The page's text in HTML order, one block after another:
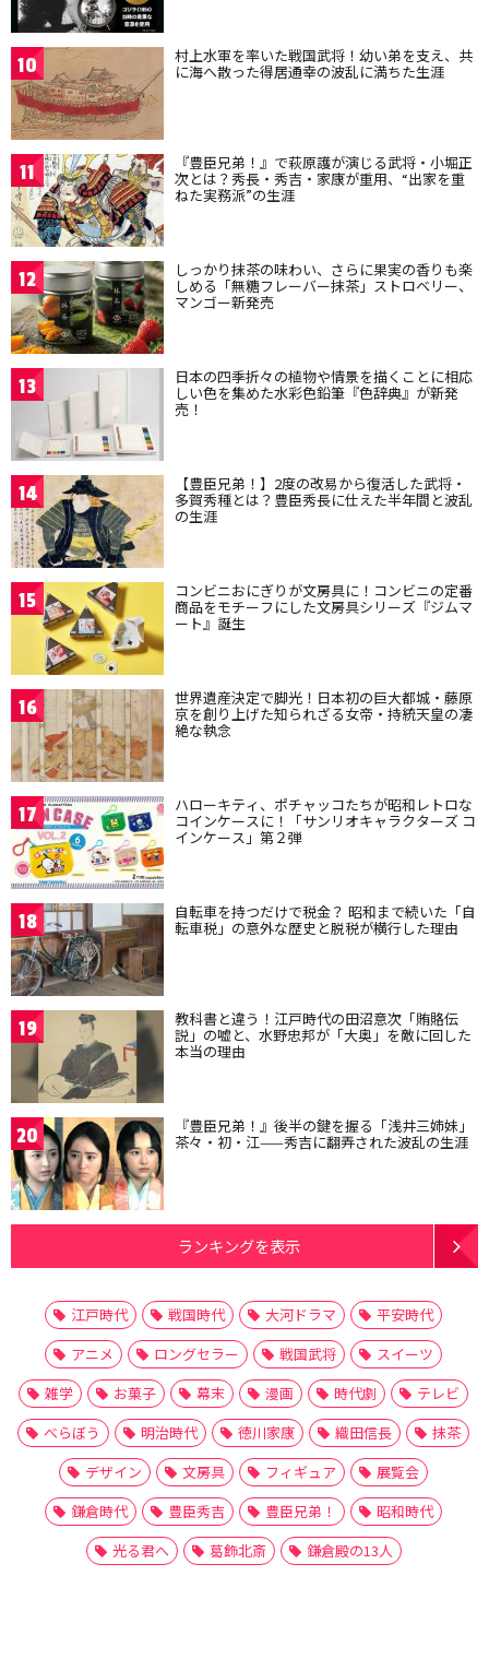
10 村上水軍を率いた戦国武将！幼い弟を支え、共
に海へ散った得居通幸の波乱に満ちた生涯
11 『豊臣兄弟！』で萩原護が演じる武将・小堀正
次とは？秀長・秀吉・家康が重用、“出家を重
ねた実務派”の生涯
12 しっかり抹茶の味わい、さらに果実の香りも楽
しめる「無糖フレーバー抹茶」ストロベリー、
マンゴー新発売
13 日本の四季折々の植物や情景を描くことに相応
しい色を集めた水彩色鉛筆『色辞典』が新発
売！
14 【豊臣兄弟！】2度の改易から復活した武将・
多賀秀種とは？豊臣秀長に仕えた半年間と波乱
の生涯
15 コンビニおにぎりが文房具に！コンビニの定番
商品をモチーフにした文房具シリーズ『ジムマ
ート』誕生
16 世界遺産決定で脚光！日本初の巨大都城・藤原
京を創り上げた知られざる女帝・持統天皇の凄
絶な執念
17 ハローキティ、ポチャッコたちが昭和レトロな
コインケースに！「サンリオキャラクターズ コ
インケース」第２弾
18 自転車を持つだけで税金？ 昭和まで続いた「自
転車税」の意外な歴史と脱税が横行した理由
19 教科書と違う！江戸時代の田沼意次「賄賂伝
説」の嘘と、水野忠邦が「大奥」を敵に回した
本当の理由
20 『豊臣兄弟！』後半の鍵を握る「浅井三姉妹」
茶々・初・江——秀吉に翻弄された波乱の生涯
ランキングを表示
江戸時代 戦国時代 大河ドラマ
平安時代
アニメ
ロングセラー 戦国武将
スイーツ
雑学
お菓子 幕末 漫画 時代劇
テレビ
べらぼう
明治時代 徳川家康 織田信長
抹茶
デザイン
文房具 フィギュア
展覧会
鎌倉時代
豊臣秀吉 豊臣兄弟！
昭和時代
光る君へ
葛飾北斎 鎌倉殿の13人